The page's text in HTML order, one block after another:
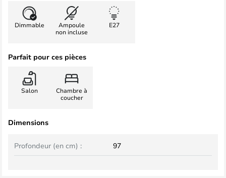
Dimmable
Ampoule
non incluse
E27
Parfait pour ces pièces
Salon
Chambre à
coucher
Dimensions
Profondeur (en cm) : 97